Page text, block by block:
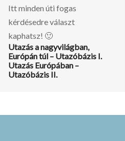
Itt minden úti fogas
kérdésedre választ
kaphatsz! 🙂
Utazás a nagyvilágban,
Európán túl – Utazóbázis I.
Utazás Európában –
Utazóbázis II.